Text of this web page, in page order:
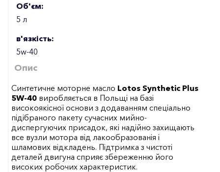
Об'єм:
5 л
в'язкість:
5w-40
Опис
Синтетичне моторне масло Lotos Synthetic Plus
5W-40виробляється в Польщі на базі
високоякісної основи з додаванням спеціально
підібраного пакету сучасних мийно-
диспергуючих присадок, які надійно захищають
все вузли мотора від лакообразованія і
шламових відкладень. Підтримка з чистоті
деталей двигуна сприяє збереженню його
високих робочих характеристик.